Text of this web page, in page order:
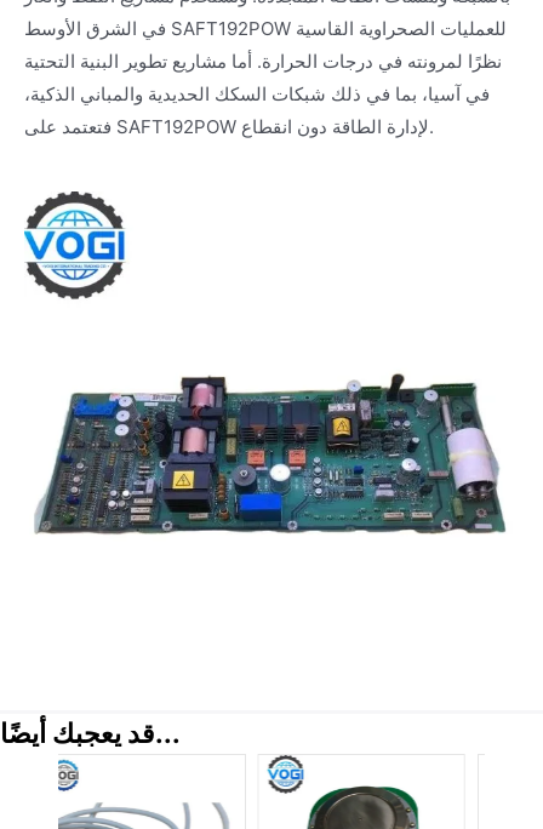
في الشرق الأوسط SAFT192POW للعمليات الصحراوية القاسية
نظرًا لمرونته في درجات الحرارة. أما مشاريع تطوير البنية التحتية
في آسيا، بما في ذلك شبكات السكك الحديدية والمباني الذكية،
فتعتمد على SAFT192POW لإدارة الطاقة دون انقطاع.
قد يعجبك أيضًا...